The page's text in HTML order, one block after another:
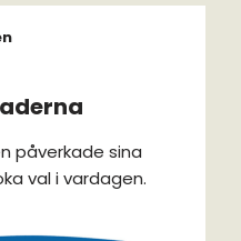
påverkade sina
val i vardagen.